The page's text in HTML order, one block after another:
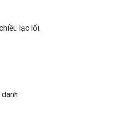
lạc lối.